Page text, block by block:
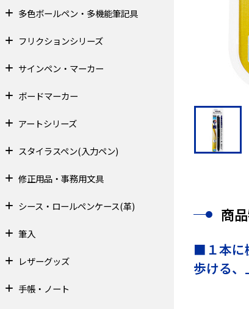
商
■１本に
歩ける、
多色ボールペン・多機能筆記具
フリクションシリーズ
サインペン・マーカー
ボードマーカー
アートシリーズ
スタイラスペン(入力ペン)
修正用品・事務用文具
シース・ロールペンケース(革)
筆入
レザーグッズ
手帳・ノート